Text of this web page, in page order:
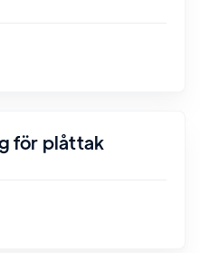
för plåttak